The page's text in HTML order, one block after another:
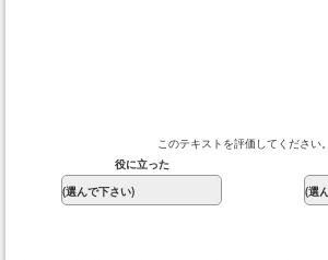
このテキストを評価してください。
役に立った